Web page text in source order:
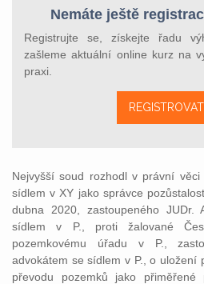
Nemáte ještě
Registrujte se, získejte řadu
zašleme aktuální online kurz na
praxi.
Nejvyšší soud rozhodl v právní
sídlem v XY jako správce
dubna 2020, zastoupeného JUDr.
sídlem v P., proti žalované
pozemkovému úřadu v P.,
advokátem se sídlem v P., o uložení
převodu pozemků jako přiměřené